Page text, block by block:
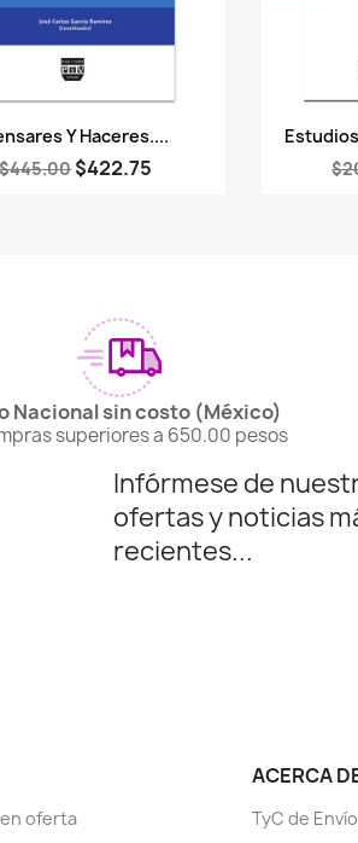
Vista rápida
Y Haceres....
$445.00$422.75
Nacional sin costo (México)
superiores a 650.00 pesos
Infórmese de
ofertas y noticias
recientes...
oferta
ACERCA
TyC de